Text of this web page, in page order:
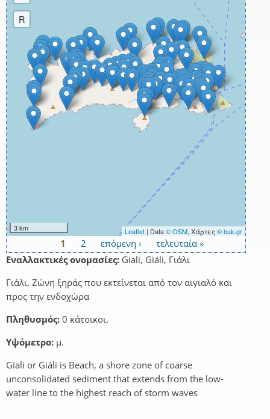
R
3 km Leaflet | Data© OSM, Χάρτες © buk.gr
Σελίδες
1 2 επόμενη ›
τελευταία »
Εναλλακτικές ονομασίες: Giali, Giáli, Γιάλι
Γιάλι, Ζώνη ξηράς που εκτείνεται από τον αιγιαλό και
προς την ενδοχώρα
Πληθυσμός: 0 κάτοικοι.
Υψόμετρο: μ.
Giali or Giáli is Beach, a shore zone of coarse
unconsolidated sediment that extends from the low-
water line to the highest reach of storm waves